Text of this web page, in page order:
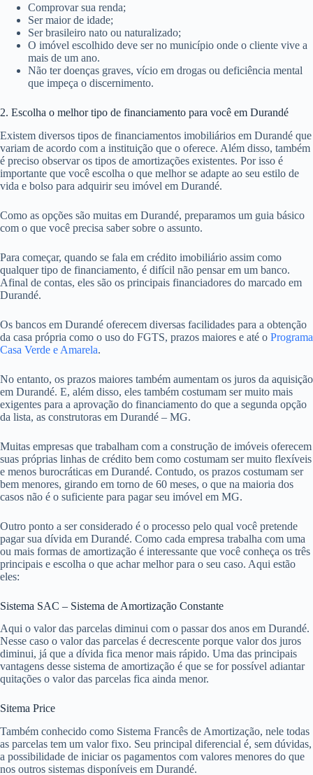
Comprovar sua renda;
Ser maior de idade;
Ser brasileiro nato ou naturalizado;
O imóvel escolhido deve ser no município onde o cliente vive a
mais de um ano.
Não ter doenças graves, vício em drogas ou deficiência mental
que impeça o discernimento.
2. Escolha o melhor tipo de financiamento para você em Durandé
Existem diversos tipos de financiamentos imobiliários em Durandé que
variam de acordo com a instituição que o oferece. Além disso, também
é preciso observar os tipos de amortizações existentes. Por isso é
importante que você escolha o que melhor se adapte ao seu estilo de
vida e bolso para adquirir seu imóvel em Durandé.
Como as opções são muitas em Durandé, preparamos um guia básico
com o que você precisa saber sobre o assunto.
Para começar, quando se fala em crédito imobiliário assim como
qualquer tipo de financiamento, é difícil não pensar em um banco.
Afinal de contas, eles são os principais financiadores do marcado em
Durandé.
Os bancos em Durandé oferecem diversas facilidades para a obtenção
da casa própria como o uso do FGTS, prazos maiores e até o Programa
Casa Verde e Amarela.
No entanto, os prazos maiores também aumentam os juros da aquisição
em Durandé. E, além disso, eles também costumam ser muito mais
exigentes para a aprovação do financiamento do que a segunda opção
da lista, as construtoras em Durandé – MG.
Muitas empresas que trabalham com a construção de imóveis oferecem
suas próprias linhas de crédito bem como costumam ser muito flexíveis
e menos burocráticas em Durandé. Contudo, os prazos costumam ser
bem menores, girando em torno de 60 meses, o que na maioria dos
casos não é o suficiente para pagar seu imóvel em MG.
Outro ponto a ser considerado é o processo pelo qual você pretende
pagar sua dívida em Durandé. Como cada empresa trabalha com uma
ou mais formas de amortização é interessante que você conheça os três
principais e escolha o que achar melhor para o seu caso. Aqui estão
eles:
Sistema SAC – Sistema de Amortização Constante
Aqui o valor das parcelas diminui com o passar dos anos em Durandé.
Nesse caso o valor das parcelas é decrescente porque valor dos juros
diminui, já que a dívida fica menor mais rápido. Uma das principais
vantagens desse sistema de amortização é que se for possível adiantar
quitações o valor das parcelas fica ainda menor.
Sitema Price
Também conhecido como Sistema Francês de Amortização, nele todas
as parcelas tem um valor fixo. Seu principal diferencial é, sem dúvidas,
a possibilidade de iniciar os pagamentos com valores menores do que
nos outros sistemas disponíveis em Durandé.